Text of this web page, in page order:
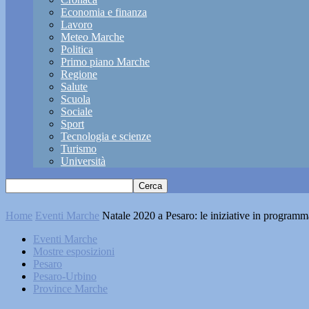
Economia e finanza
Lavoro
Meteo Marche
Politica
Primo piano Marche
Regione
Salute
Scuola
Sociale
Sport
Tecnologia e scienze
Turismo
Università
Home Eventi Marche Natale 2020 a Pesaro: le iniziative in
Eventi Marche
Mostre esposizioni
Pesaro
Pesaro-Urbino
Province Marche